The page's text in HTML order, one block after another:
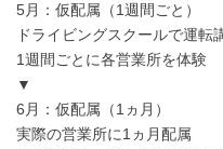
5月：仮配属（1週間ごと）
ドライビングスクールで運転
1週間ごとに各営業所を体験
▼
6月：仮配属（1ヵ月）
実際の営業所に1ヵ月配属